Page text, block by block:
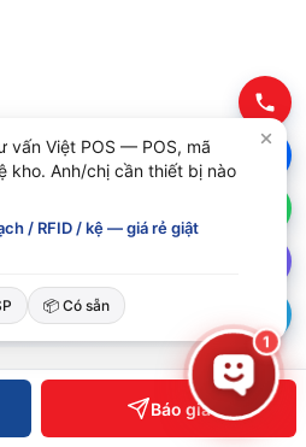
Báo giá
máy in bill:
ngày của bạn là bao
chọn Xprinter; 150-500,
1
vấn Việt POS — POS, mã
kho. Anh/chị cần thiết bị nào
/ RFID / kệ — giá rẻ giật
📦 Có sẵn